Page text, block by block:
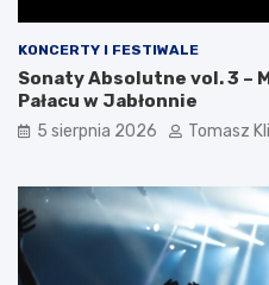
KONCERTY I FESTIWALE
Sonaty Absolutne vol. 3 –
Pałacu w Jabłonnie
5 sierpnia 2026 Tomasz